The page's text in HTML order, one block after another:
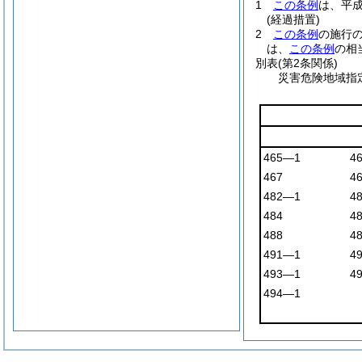
1 この条例 は、平
(経過措置)
2
この条例の施行
は、
この条例の相
別表(第2条関係)
災害危険地域指
465―1
467
482―1
484
488
491―1
493―1
494―1